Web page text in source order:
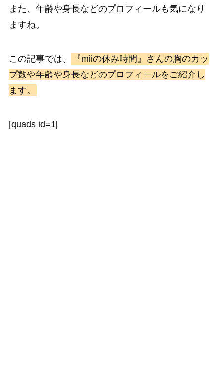
また、年齢や身長などのプロフィールも気になり
ますね。
この記事では、
『miiの休み時間』さんの胸のカッ
プ数や年齢や身長などのプロフィールをご紹介し
ます。
[quads id=1]